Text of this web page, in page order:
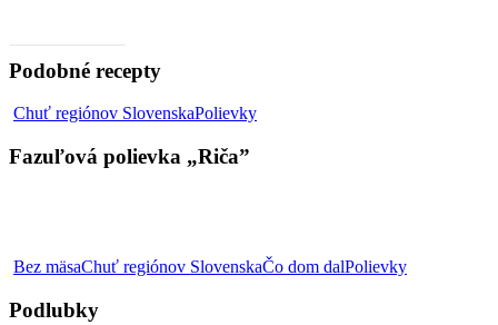
Podobné recepty
Chuť regiónov SlovenskaPolievkyFazuľová
Fazuľová polievka „Riča”
Bez mäsaChuť regiónov SlovenskaČo dom dalPolievkyPodlubky
Podlubky